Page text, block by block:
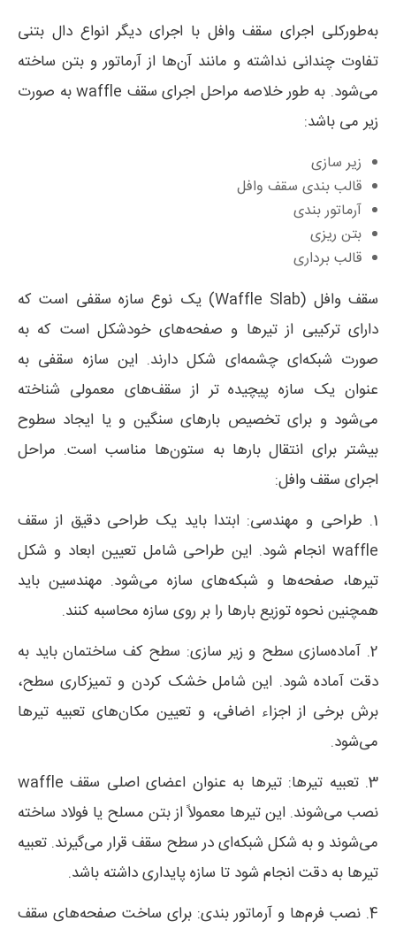
به‌طورکلی اجرای سقف وافل با اجرای دیگر انواع دال بتنی
تفاوت چندانی نداشته و مانند آن‌ها از آرماتور و بتن ساخته
می‌شود. به طور خلاصه مراحل اجرای سقف waffle به صورت
زیر می باشد:
زیر سازی
قالب بندی سقف وافل
آرماتور بندی
بتن ریزی
قالب برداری
سقف وافل (Waffle Slab) یک نوع سازه سقفی است که
دارای ترکیبی از تیرها و صفحه‌های خودشکل است که به
صورت شبکه‌ای چشمه‌ای شکل دارند. این سازه سقفی به
عنوان یک سازه پیچیده تر از سقف‌های معمولی شناخته
می‌شود و برای تخصیص بارهای سنگین و یا ایجاد سطوح
بیشتر برای انتقال بارها به ستون‌ها مناسب است. مراحل
اجرای سقف وافل:
1. طراحی و مهندسی: ابتدا باید یک طراحی دقیق از سقف
waffle انجام شود. این طراحی شامل تعیین ابعاد و شکل
تیرها، صفحه‌ها و شبکه‌های سازه می‌شود. مهندسین باید
همچنین نحوه توزیع بارها را بر روی سازه محاسبه کنند.
2. آماده‌سازی سطح و زیر سازی: سطح کف ساختمان باید به
دقت آماده شود. این شامل خشک کردن و تمیزکاری سطح،
برش برخی از اجزاء اضافی، و تعیین مکان‌های تعبیه تیرها
می‌شود.
3. تعبیه تیرها: تیرها به عنوان اعضای اصلی سقف waffle
نصب می‌شوند. این تیرها معمولاً از بتن مسلح یا فولاد ساخته
می‌شوند و به شکل شبکه‌ای در سطح سقف قرار می‌گیرند. تعبیه
تیرها به دقت انجام شود تا سازه پایداری داشته باشد.
4. نصب فرم‌ها و آرماتور بندی: برای ساخت صفحه‌های سقف